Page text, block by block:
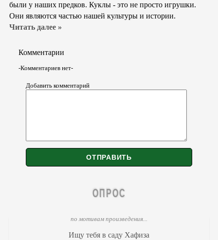
были у наших предков. Куклы - это не просто игрушки.
Они являются частью нашей культуры и истории.
Читать далее »
Комментарии
-Комментариев нет-
Добавить комментарий
ОПРОС
по мотивам произведения...
Ищу тебя в саду Хафиза